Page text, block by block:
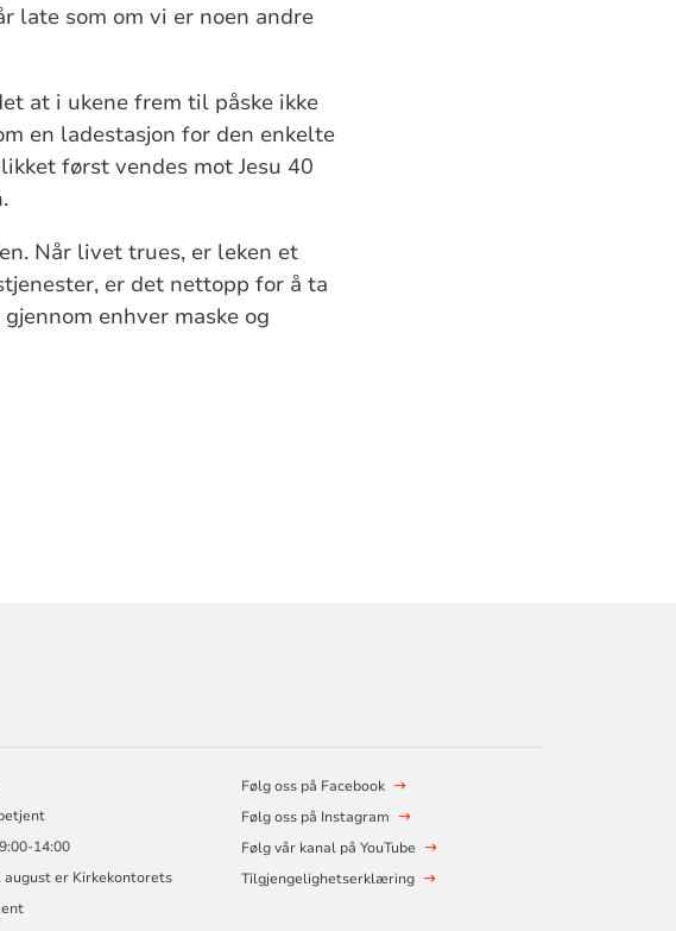
late som om vi er noen andre
at i ukene frem til påske ikke
en ladestasjon for den enkelte
først vendes mot Jesu 40
Når livet trues, er leken et
er det nettopp for å ta
enhver maske og
14:00
august er Kirkekontorets
Følg oss på Facebook
Følg oss på Instagram
Følg vår kanal på YouTube
Tilgjengelighetserklæring